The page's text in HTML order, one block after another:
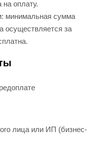
оплату.
минимальная сумма
осуществляется за
лица или ИП (бизнес-